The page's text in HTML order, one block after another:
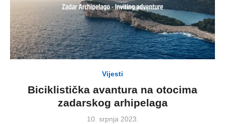
Vijesti
Biciklistička avantura na otocima
zadarskog arhipelaga
Posted
10. srpnja 2023.